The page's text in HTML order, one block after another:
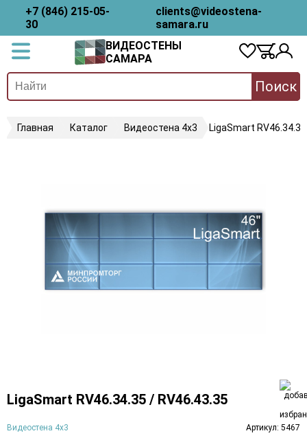
+7 (846) 215-05-
30
clients@videostena-
samara.ru
ВИДЕОСТЕНЫ
САМАРА
Поиск
Главная Каталог Видеостена 4х3 LigaSmart
LigaSmart RV46.34.35 / RV46.43.35
Видеостена 4х3 Артикул: 5467